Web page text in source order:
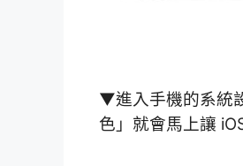
▼進入手機的系統
色」就會馬上讓